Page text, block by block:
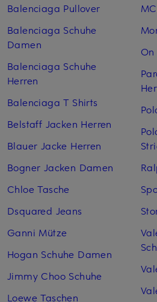
Balenciaga Pullover
Balenciaga Schuhe
Damen
Balenciaga Schuhe
Herren
Balenciaga T Shirts
Belstaff Jacken Herren
Blauer Jacke Herren
Bogner Jacken Damen
Chloe Tasche
Dsquared Jeans
Ganni Mütze
Hogan Schuhe Damen
Jimmy Choo Schuhe
Loewe Taschen
On